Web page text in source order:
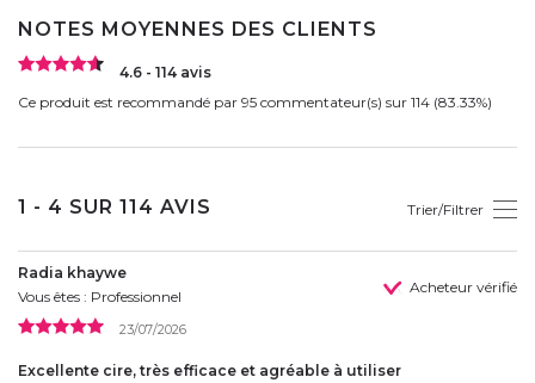
NOTES MOYENNES DES CLIENTS
4.6 - 114 avis
Ce produit est recommandé par 95 commentateur(s) sur 114 (83.33%)
1 - 4 SUR 114 AVIS Trier/Filtrer
Radia khaywe
Vous êtes : Professionnel
Acheteur vérifié
23/07/2026
Excellente cire, très efficace et agréable à utiliser